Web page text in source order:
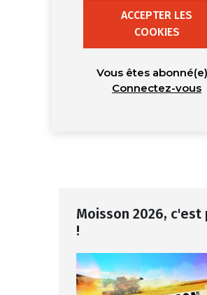
ACCEPTER LES
COOKIES
Vous êtes
Connectez-vous
Moisson 2026, c'est
!